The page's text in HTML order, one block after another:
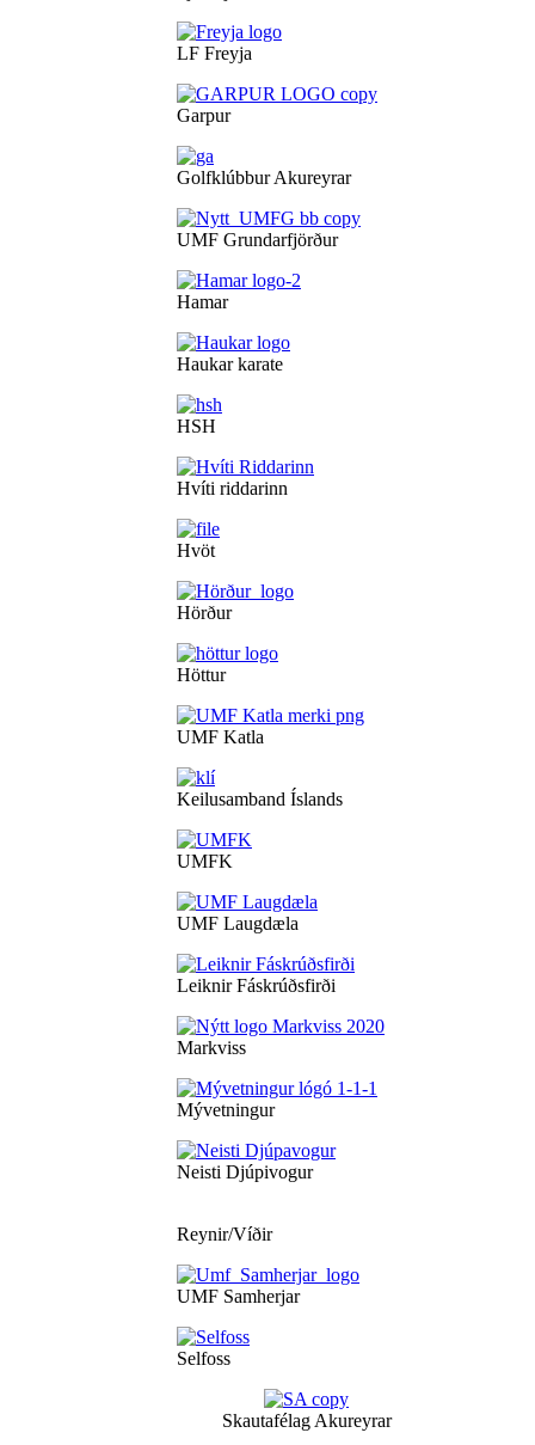
LF Freyja
Garpur
Golfklúbbur Akureyrar
UMF Grundarfjörður
Hamar
Haukar karate
HSH
Hvíti riddarinn
Hvöt
Hörður
Höttur
UMF Katla
Keilusamband Íslands
UMFK
UMF Laugdæla
Leiknir Fáskrúðsfirði
Markviss
Mývetningur
Neisti Djúpivogur
Reynir/Víðir
UMF Samherjar
Selfoss
Skautafélag Akureyrar